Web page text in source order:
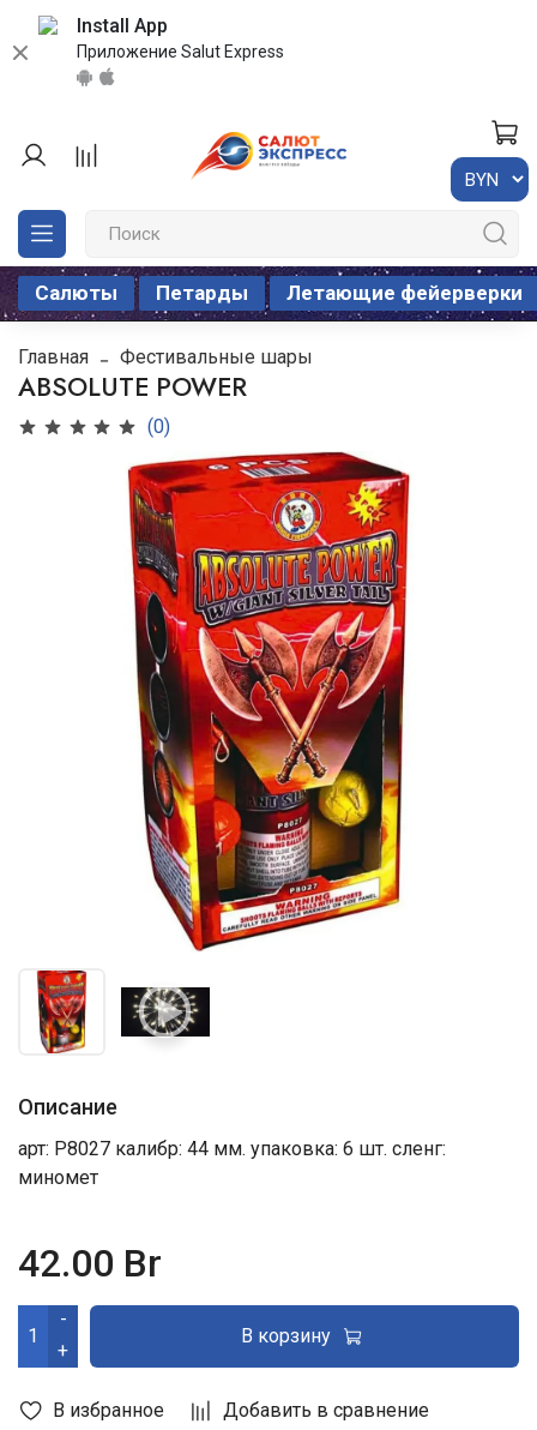
Install App
Приложение Salut Express
Салюты Петарды Летающие фейерверки
Главная Фестивальные шары
ABSOLUTE POWER
(0)
В избранное Добавить в сравнение
Описание
арт: P8027 калибр: 44 мм. упаковка: 6 шт. сленг:
миномет
42.00 Br
-
+
В корзину